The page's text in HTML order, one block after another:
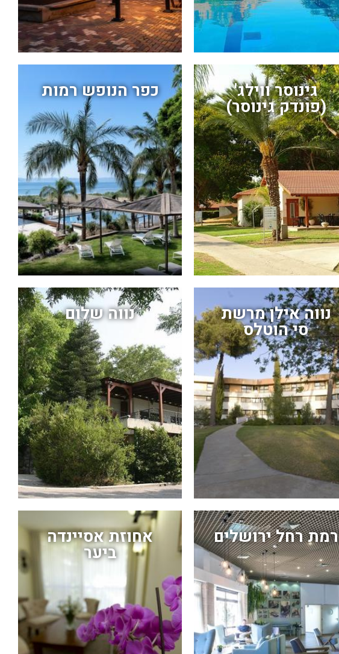
גינוסר ווילג'
(פונדק גינוסר)
כפר הנופש רמות
נווה אילן מרשת
סי הוטלס
נווה שלום
רמת רחל ירושלים אחוזת אסיינדה
ביער